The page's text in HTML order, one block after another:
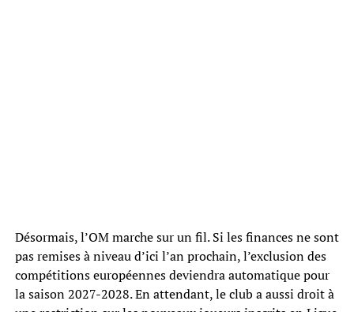
Désormais, l’OM marche sur un fil. Si les finances ne sont
pas remises à niveau d’ici l’an prochain, l’exclusion des
compétitions européennes deviendra automatique pour
la saison 2027-2028. En attendant, le club a aussi droit à